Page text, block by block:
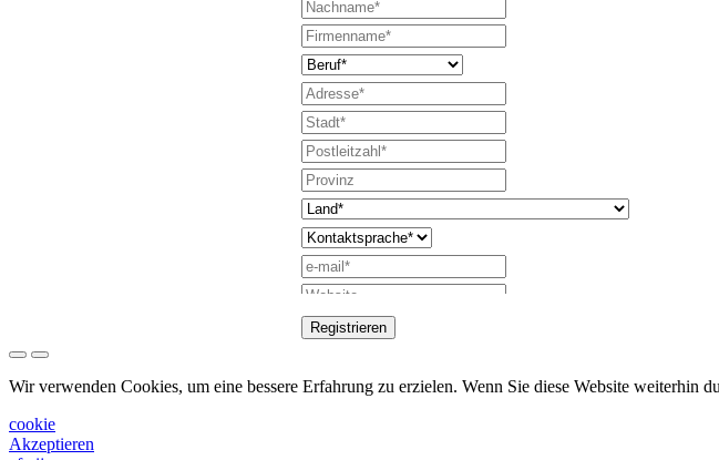
Anfrage zum Senden des Katalogs
Registrieren
Wir verwenden Cookies, um eine bessere Erfahrung zu erzielen. Wenn Sie diese Website weiterhin
cookie
Akzeptieren